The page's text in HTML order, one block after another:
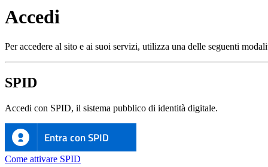
Accedi
Per accedere al sito e ai suoi servizi, utilizza una delle seguenti
SPID
Accedi con SPID, il sistema pubblico di identità digitale.
Entra con SPID
Come attivare SPID